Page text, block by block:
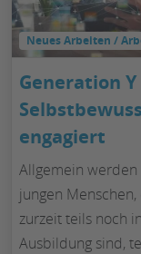
Neues Arbeiten /
Generation Y
engagiert
Allgemein werden
jungen Menschen,
zurzeit teils noch in
Ausbildung sind,